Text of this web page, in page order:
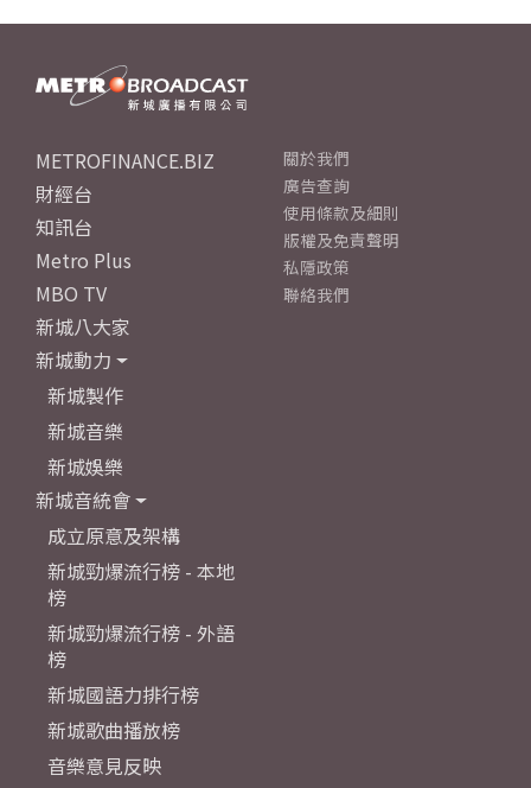
METROFINANCE.BIZ
財經台
知訊台
Metro Plus
MBO TV
新城八大家
新城動力
新城製作
新城音樂
新城娛樂
新城音統會
成立原意及架構
新城勁爆流行榜 - 本地
榜
新城勁爆流行榜 - 外語
榜
新城國語力排行榜
新城歌曲播放榜
音樂意見反映
關於我們
廣告查詢
使用條款及細則
版權及免責聲明
私隱政策
聯絡我們